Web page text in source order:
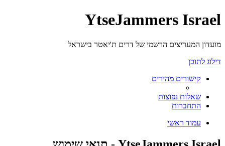
YtseJammers Israel
מועדון המעריצים הרשמי של דרים ת'יאטר בישראל
דילוג לתוכן
קישורים מהירים
שאלות נפוצות
התחברות
עמוד ראשי